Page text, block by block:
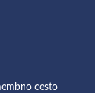
cesto